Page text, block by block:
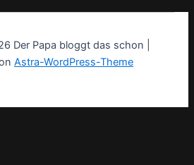
Der Papa bloggt das schon |
Astra-WordPress-Theme